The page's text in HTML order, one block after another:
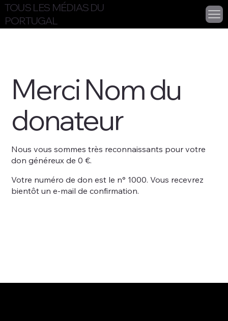
TOUS LES MÉDIAS DU
PORTUGAL
Merci Nom du
donateur
Nous vous sommes très reconnaissants pour votre
don généreux de 0 €.
Votre numéro de don est le n° 1000. Vous recevrez
bientôt un e‑mail de confirmation.